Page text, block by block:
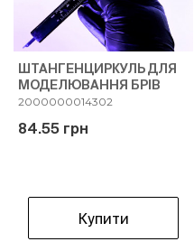
ШТАНГЕНЦИРКУЛЬ ДЛЯ
МОДЕЛЮВАННЯ БРІВ
2000000014302
84.55 грн
Купити